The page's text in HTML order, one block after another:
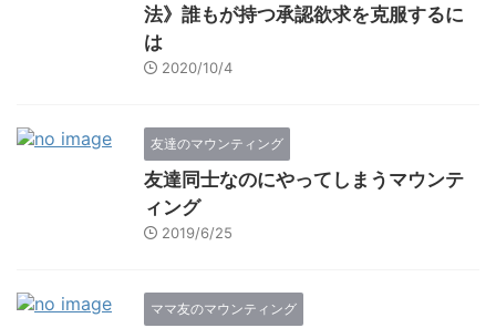
法》誰もが持つ承認欲求を克服するに
は
2020/10/4
友達のマウンティング
友達同士なのにやってしまうマウンテ
ィング
2019/6/25
ママ友のマウンティング